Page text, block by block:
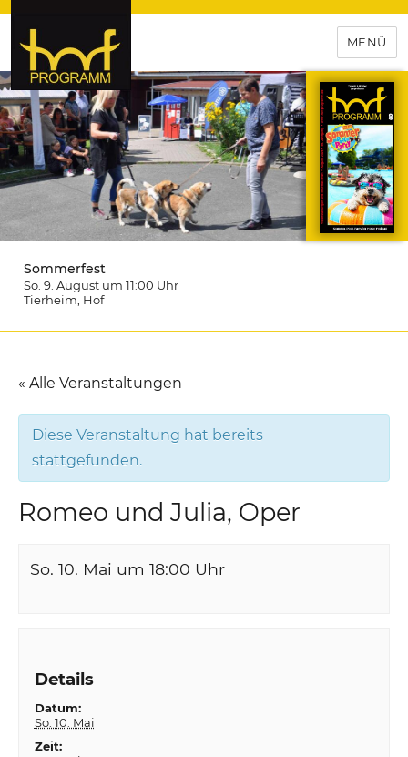
hof-programm – das
Veranstaltungsportal für
Hochfranken
MENÜ
Sommerfest
So. 9. August um 11:00 Uhr
Tierheim , Hof
« Alle Veranstaltungen
Diese Veranstaltung hat bereits
stattgefunden.
Romeo und Julia, Oper
So. 10. Mai um 18:00 Uhr
Details
Datum:
So. 10. Mai
Zeit: